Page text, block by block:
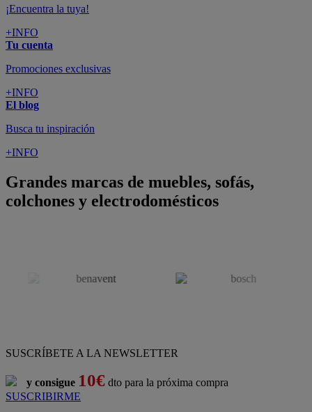
¡Encuentra la tuya!
+INFO
Tu cuenta
Promociones exclusivas
+INFO
El blog
Busca tu inspiración
+INFO
Grandes marcas de muebles, sofás,
colchones y electrodomésticos
SUSCRÍBETE A LA NEWSLETTER
y consigue 10€ dto para la próxima compra
SUSCRIBIRME